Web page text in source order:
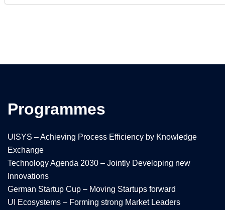
Programmes
UISYS – Achieving Process Efficiency by Knowledge
Exchange
Technology Agenda 2030 – Jointly Developing new
Innovations
German Startup Cup – Moving Startups forward
UI Ecosystems – Forming strong Market Leaders